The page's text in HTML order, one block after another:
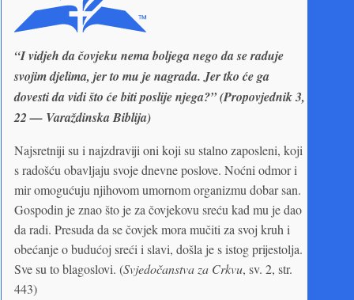
“I vidjeh da čovjeku nema boljega nego da se raduje
svojim djelima, jer to mu je nagrada. Jer tko će ga
dovesti da vidi što će biti poslije njega?” (Propovjednik 3,
22 — Varaždinska Biblija)
Najsretniji su i najzdraviji oni koji su stalno zaposleni, koji
s radošću obavljaju svoje dnevne poslove. Noćni odmor i
mir omogućuju njihovom umornom organizmu dobar san.
Gospodin je znao što je za čovjekovu sreću kad mu je dao
da radi. Presuda da se čovjek mora mučiti za svoj kruh i
obećanje o budućoj sreći i slavi, došla je s istog prijestolja.
Sve su to blagoslovi. (Svjedočanstva za Crkvu, sv. 2, str.
443)